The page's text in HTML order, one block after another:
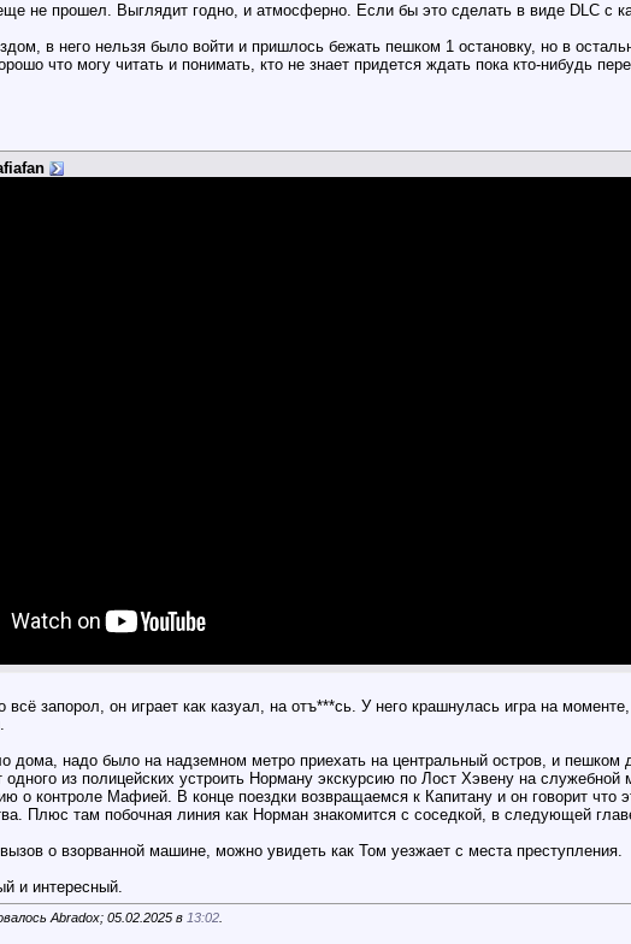
не прошел. Выглядит годно, и атмосферно. Если бы это сделать в виде DLC с
в него нельзя было войти и пришлось бежать пешком 1 остановку, но в
что могу читать и понимать, кто не знает придется ждать пока кто-нибудь
всё запорол, он играет как казуал, на отъ***сь. У него крашнулась игра на
дома, надо было на надземном метро приехать на центральный остров, и пешком
одного из полицейских устроить Норману экскурсию по Лост Хэвену на
о контроле Мафией. В конце поездки возвращаемся к Капитану и он говорит
Плюс там побочная линия как Норман знакомится с соседкой, в следующей
о взорванной машине, можно увидеть как Том уезжает с места преступления.
и интересный.
Abradox; 05.02.2025 в 13:02